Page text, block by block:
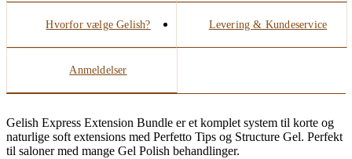
Hvorfor vælge Gelish? Levering & Kundeservice
Anmeldelser
Gelish Express Extension Bundle er et komplet system til korte og
naturlige soft extensions med Perfetto Tips og Structure Gel. Perfekt
til saloner med mange Gel Polish behandlinger.